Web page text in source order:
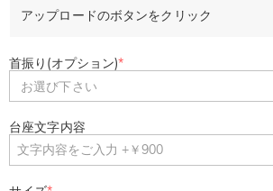
アップロードのボタンをクリック
首振り(オプション)*
お選び下さい
台座文字内容